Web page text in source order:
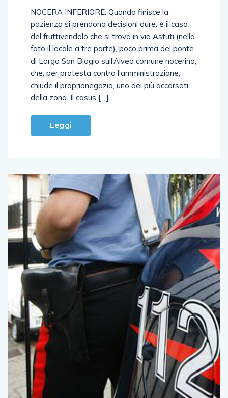
NOCERA INFERIORE. Quando finisce la
pazienza si prendono decisioni dure: è il caso
del fruttivendolo che si trova in via Astuti (nella
foto il locale a tre porte), poco prima del ponte
di Largo San Biagio sull’Alveo comune nocerino,
che, per protesta contro l’amministrazione,
chiude il proprionegozio, uno dei più accorsati
della zona. Il casus […]
Leggi